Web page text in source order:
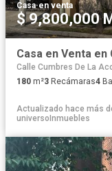
Casa·en venta
$ 9,800,000
Casa en Venta en
Calle Cumbres De La
180 m²3 Recámaras4
Actualizado hace más
universoInmuebles